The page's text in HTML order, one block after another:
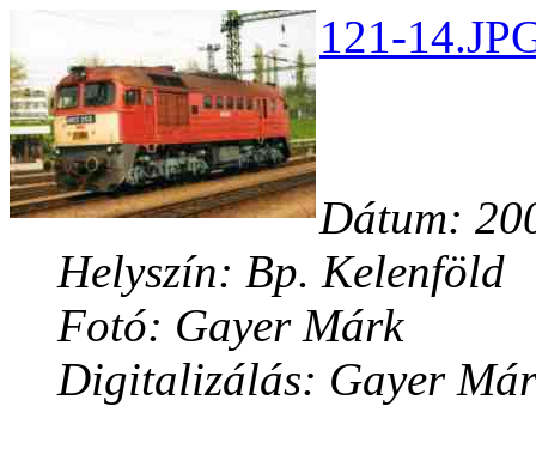
121-
Dátum:
Helyszín: Bp. Kelenföld
Fotó: Gayer Márk
Digitalizálás: Gayer